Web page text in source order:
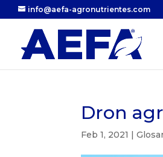
info@aefa-agronutrientes.com
Dron
Feb 1, 2021 |